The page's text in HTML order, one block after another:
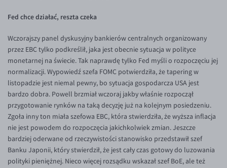
RON/PLN
SGD/PLN
TRY/PLN
ZAR/PLN
EUR/USD
EUR/GBP
EUR/CHF
EUR/CZK
Przelewy zagraniczne
Fed chce działać, reszta czeka
Wczorajszy panel dyskusyjny bankierów centralnych organizowany
przez EBC tylko podkreślił, jaka jest obecnie sytuacja w polityce
monetarnej na świecie. Tak naprawdę tylko Fed myśli o rozpoczęciu jej
normalizacji. Wypowiedź szefa FOMC potwierdziła, że tapering w
listopadzie jest niemal pewny, bo sytuacja gospodarcza USA jest
bardzo dobra. Powell brzmiał wczoraj jakby właśnie rozpoczął
przygotowanie rynków na taką decyzję już na kolejnym posiedzeniu.
Zgoła inny ton miała szefowa EBC, która stwierdziła, że wyższa inflacja
nie jest powodem do rozpoczęcia jakichkolwiek zmian. Jeszcze
bardziej oderwane od rzeczywistości stanowisko przedstawił szef
Banku Japonii, który stwierdził, że jest cały czas gotowy do luzowania
polityki pieniężnej. Nieco więcej rozsądku wskazał szef BoE, ale też